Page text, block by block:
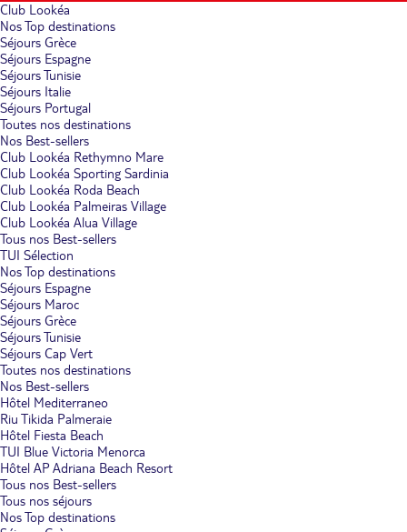
Club Lookéa
Nos Top destinations
Séjours Grèce
Séjours Espagne
Séjours Tunisie
Séjours Italie
Séjours Portugal
Toutes nos destinations
Nos Best-sellers
Club Lookéa Rethymno Mare
Club Lookéa Sporting Sardinia
Club Lookéa Roda Beach
Club Lookéa Palmeiras Village
Club Lookéa Alua Village
Tous nos Best-sellers
TUI Sélection
Nos Top destinations
Séjours Espagne
Séjours Maroc
Séjours Grèce
Séjours Tunisie
Séjours Cap Vert
Toutes nos destinations
Nos Best-sellers
Hôtel Mediterraneo
Riu Tikida Palmeraie
Hôtel Fiesta Beach
TUI Blue Victoria Menorca
Hôtel AP Adriana Beach Resort
Tous nos Best-sellers
Tous nos séjours
Nos Top destinations